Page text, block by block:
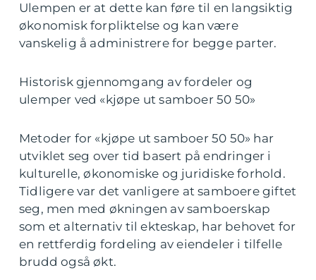
Ulempen er at dette kan føre til en langsiktig
økonomisk forpliktelse og kan være
vanskelig å administrere for begge parter.
Historisk gjennomgang av fordeler og
ulemper ved «kjøpe ut samboer 50 50»
Metoder for «kjøpe ut samboer 50 50» har
utviklet seg over tid basert på endringer i
kulturelle, økonomiske og juridiske forhold.
Tidligere var det vanligere at samboere giftet
seg, men med økningen av samboerskap
som et alternativ til ekteskap, har behovet for
en rettferdig fordeling av eiendeler i tilfelle
brudd også økt.